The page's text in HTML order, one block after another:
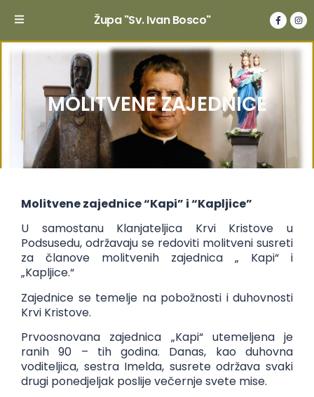
Župa "Sv. Ivan Bosco"
MOLITVENE ZAJEDNICE
Molitvene zajednice “Kapi” i “Kapljice”
U samostanu Klanjateljica Krvi Kristove u
Podsusedu, održavaju se redoviti molitveni susreti
za članove molitvenih zajednica „ Kapi“ i
„Kapljice.“
Zajednice se temelje na pobožnosti i duhovnosti
Krvi Kristove.
Prvoosnovana zajednica „Kapi“ utemeljena je
ranih 90 – tih godina. Danas, kao duhovna
voditeljica, sestra Imelda, susrete održava svaki
drugi ponedjeljak poslije večernje svete mise.